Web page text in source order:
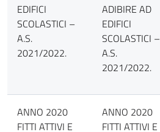
EDIFICI
SCOLASTICI –
A.S.
2021/2022.
ADIBIRE AD
EDIFICI
SCOLASTICI –
A.S.
2021/2022.
ANNO 2020
FITTI ATTIVI E
ANNO 2020
FITTI ATTIVI E